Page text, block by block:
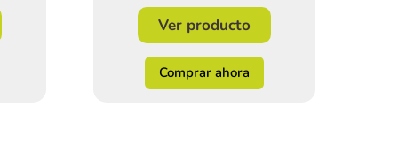
Ver producto
Comprar ahora